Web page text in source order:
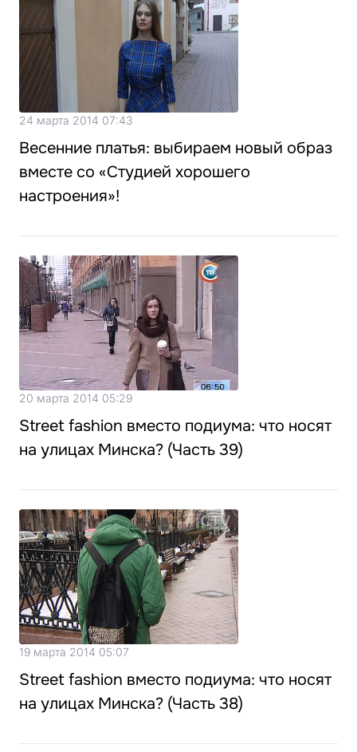
24 марта 2014 07:43
Весенние платья: выбираем новый образ
вместе со «Студией хорошего
настроения»!
20 марта 2014 05:29
Street fashion вместо подиума: что носят
на улицах Минска? (Часть 39)
19 марта 2014 05:07
Street fashion вместо подиума: что носят
на улицах Минска? (Часть 38)